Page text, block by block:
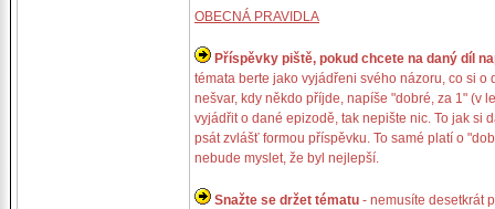
OBECNÁ PRAVIDLA
Příspěvky piště, pokud chcete na daný díl
témata berte jako vyjádřeni svého názoru, co si
nešvar, kdy někdo příjde, napíše "dobré, za 1" (v
vyjádřit o dané epizodě, tak nepište nic. To jak si
psát zvlášť formou příspěvku. To samé platí o
nebude myslet, že byl nejlepší.
Snažte se držet tématu - nemusíte desetkrát